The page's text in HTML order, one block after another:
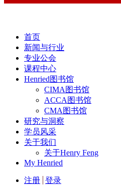
首页
新闻与行业
专业公会
课程中心
Henried图书馆
CIMA图书馆
ACCA图书馆
CMA图书馆
研究与洞察
学员风采
关于我们
关于Henry Feng
My Henried
注册 登录